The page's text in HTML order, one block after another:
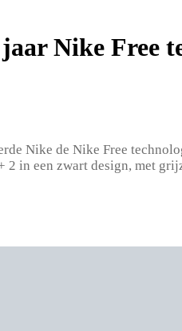
Nike Free
Nike de Nike Free
2 in een zwart design, met